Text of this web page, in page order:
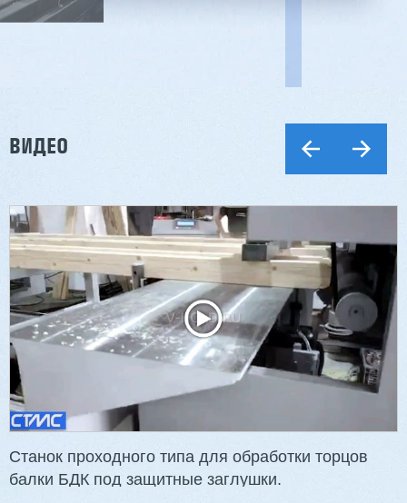
ВИДЕО
Станок проходного типа для обработки торцов
балки БДК под защитные заглушки.